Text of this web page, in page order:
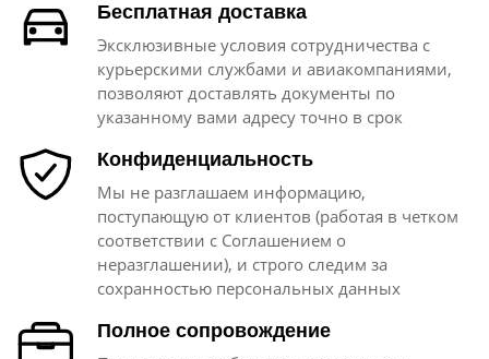
Бесплатная доставка
Эксклюзивные условия сотрудничества с
курьерскими службами и авиакомпаниями,
позволяют доставлять документы по
указанному вами адресу точно в срок
Конфиденциальность
Мы не разглашаем информацию,
поступающую от клиентов (работая в четком
соответствии с Соглашением о
неразглашении), и строго следим за
сохранностью персональных данных
Полное сопровождение